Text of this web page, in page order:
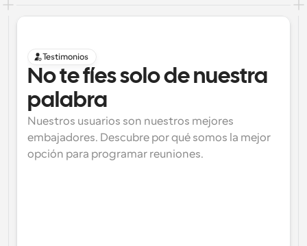
Testimonios
No te fíes solo de nuestra
palabra
Nuestros usuarios son nuestros mejores
embajadores. Descubre por qué somos la mejor
opción para programar reuniones.